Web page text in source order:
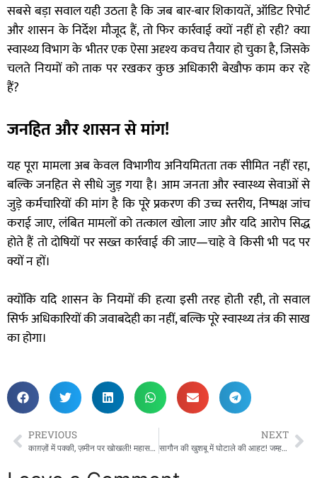
सबसे बड़ा सवाल यही उठता है कि जब बार-बार शिकायतें, ऑडिट रिपोर्ट
और शासन के निर्देश मौजूद हैं, तो फिर कार्रवाई क्यों नहीं हो रही? क्या
स्वास्थ्य विभाग के भीतर एक ऐसा अदृश्य कवच तैयार हो चुका है, जिसके
चलते नियमों को ताक पर रखकर कुछ अधिकारी बेखौफ काम कर रहे
हैं?
जनहित और शासन से मांग!
यह पूरा मामला अब केवल विभागीय अनियमितता तक सीमित नहीं रहा,
बल्कि जनहित से सीधे जुड़ गया है। आम जनता और स्वास्थ्य सेवाओं से
जुड़े कर्मचारियों की मांग है कि पूरे प्रकरण की उच्च स्तरीय, निष्पक्ष जांच
कराई जाए, लंबित मामलों को तत्काल खोला जाए और यदि आरोप सिद्ध
होते हैं तो दोषियों पर सख्त कार्रवाई की जाए—चाहे वे किसी भी पद पर
क्यों न हों।
क्योंकि यदि शासन के नियमों की हत्या इसी तरह होती रही, तो सवाल
सिर्फ अधिकारियों की जवाबदेही का नहीं, बल्कि पूरे स्वास्थ्य तंत्र की साख
का होगा।
PREVIOUS
काग़ज़ों में पक्की, ज़मीन पर खोखली! महासमुंद–तुमगांव MDR सड़क में करोड़ों का खेल, ठेकेदार JD Construction पर भ्रष्टाचार का गंभीर आरोप
NEXT
सागौन की खुशबू में घोटाले की आहट! जम्हर में जब्ती के पीछे छुपी है 70 पेड़ों की अवैध कटाई? रेंजर पर संरक्षण का आरोप—जांच या लीपापोती?”